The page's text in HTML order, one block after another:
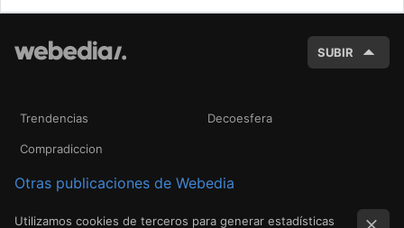
SUBIR
Trendencias Decoesfera
Compradiccion
Otras publicaciones de Webedia
Utilizamos cookies de terceros para generar estadísticas